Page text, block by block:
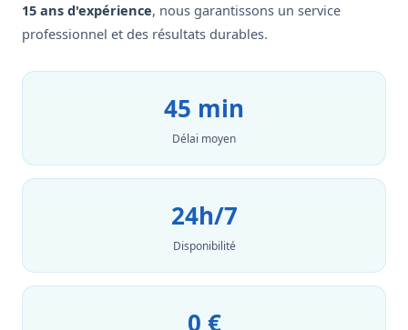
15 ans d'expérience, nous garantissons un service
professionnel et des résultats durables.
45 min
Délai moyen
24h/7
Disponibilité
0 €